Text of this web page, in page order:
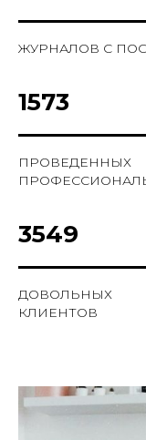
ЖУРНАЛОВ С
1573
ПРОВЕДЕННЫХ
3549
ДОВОЛЬНЫХ
КЛИЕНТОВ